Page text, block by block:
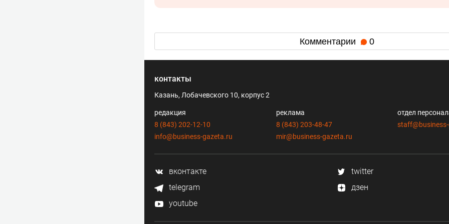
Комментарии 0
контакты
Казань, Лобачевского 10, корпус 2
редакция
8 (843) 202-12-10
info@business-gazeta.ru
реклама
8 (843) 203-48-47
mir@business-gazeta.ru
отдел
вконтакте
twitter
telegram
дзен
youtube